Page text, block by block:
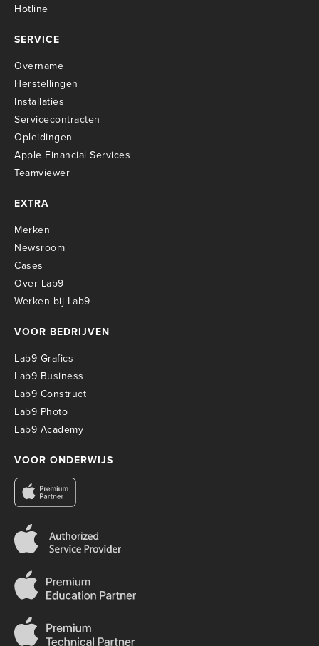
Hotline
SERVICE
Overname
Herstellingen
Installaties
Servicecontracten
Opleidingen
Apple Financial Services
Teamviewer
EXTRA
Merken
Newsroom
Cases
Over Lab9
Werken bij Lab9
VOOR BEDRIJVEN
Lab9 Grafics
Lab9 Business
Lab9 Construct
Lab9 Photo
Lab9 Academy
VOOR ONDERWIJS